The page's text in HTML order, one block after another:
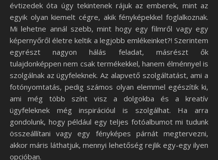
évtizedek óta úgy tekintenek rájuk az emberek, mint az
egyik olyan kiemelt cégre, akik fényképekkel foglalkoznak.
Mi lehetne annál szebb, mint hogy egy filmről vagy egy
képernyőről életre keltik a legjobb emlékeinket?! Szerintem
egyrészt nagyon hálás feladat, másrészt ők
tulajdonképpen nem csak termékekkel, hanem élménnyel is
szolgálnak az ügyfeleknek. Az alapvető szolgáltatást, ami a
fotónyomtatás, pedig számos olyan elemmel egészítik ki,
ami még több színt visz a dolgokba és a kreatív
ügyfeleknek még inspirációul is szolgálhat. Ha arra
gondolunk, hogy például egy teljes fotóalbumot mi tudunk
összeállítani vagy egy fényképes párnát megtervezni,
akkor máris láthatjuk, mennyi lehetőség rejlik egy-egy ilyen
opcióban.